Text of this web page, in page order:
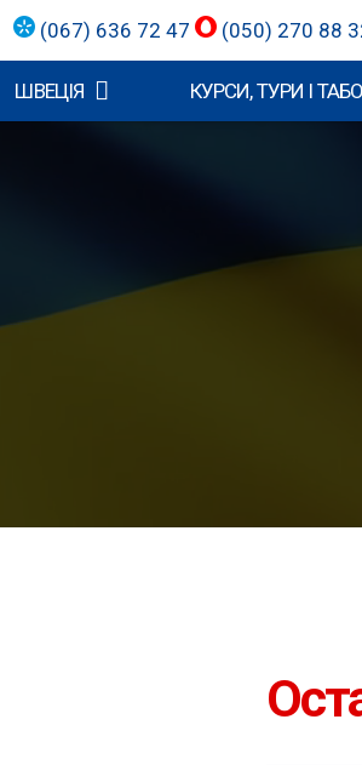
(067) 636 72 47 (050) 270 88
ШВЕЦІЯ КУРСИ, ТУРИ І